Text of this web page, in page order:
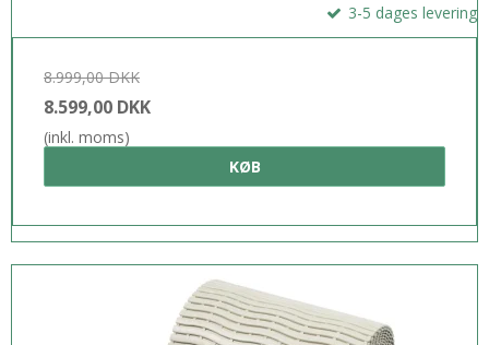
3-5 dages levering
8.999,00 DKK
8.599,00 DKK
(inkl. moms)
KØB